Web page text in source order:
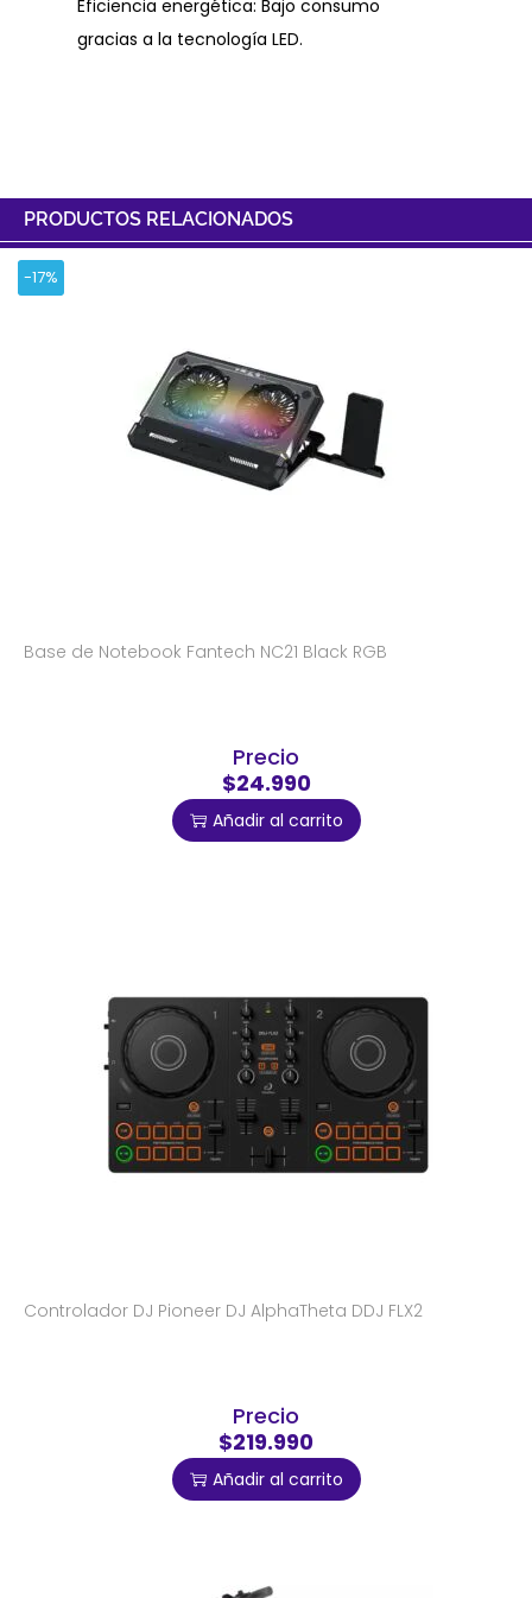
Eficiencia energética: Bajo consumo
gracias a la tecnología LED.
PRODUCTOS RELACIONADOS
-17%
Base de Notebook Fantech NC21 Black RGB
Precio
$24.990
Añadir al carrito
Controlador DJ Pioneer DJ AlphaTheta DDJ FLX2
Precio
$219.990
Añadir al carrito